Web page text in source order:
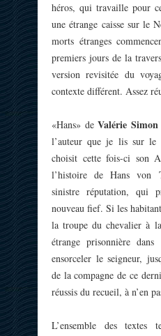
héros, qui travaille pour
une étrange caisse sur le
morts étranges
premiers jours de la
version revisitée du
contexte différent. Assez
«Hans» deValérie Simon
l’auteur que je lis sur le
choisit cette fois-ci son
l’histoire de Hans von
sinistre réputation, qui
nouveau fief. Si les
la troupe du chevalier à
étrange prisonnière
ensorceler le seigneur,
de la compagne de ce
réussis du recueil, à n’en
L’ensemble des